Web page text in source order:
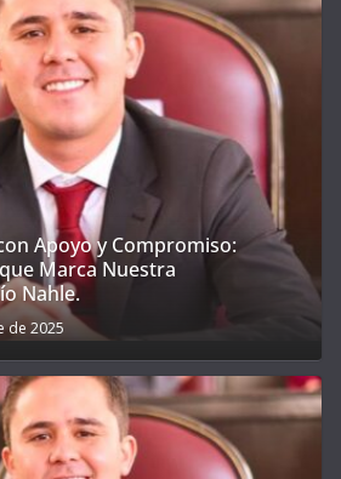
Apoyo y Compromiso:
Marca Nuestra
Nahle.
de 2025